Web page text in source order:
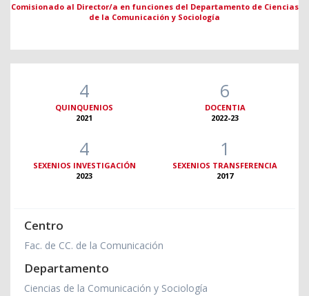
Comisionado al Director/a en funciones del Departamento de Ciencias
de la Comunicación y Sociología
4
QUINQUENIOS
2021
6
DOCENTIA
2022-23
4
SEXENIOS INVESTIGACIÓN
2023
1
SEXENIOS TRANSFERENCIA
2017
Centro
Fac. de CC. de la Comunicación
Departamento
Ciencias de la Comunicación y Sociología